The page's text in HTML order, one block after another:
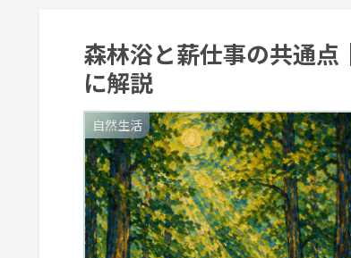
森林浴と薪仕事の共通
に解説
自然生活